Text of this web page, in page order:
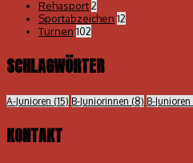
Rehasport2
Sportabzeichen 12
Turnen 102
SCHLAGWÖRTER
A-Junioren (15) B-Juniorinnen (8) B-Junioren
KONTAKT